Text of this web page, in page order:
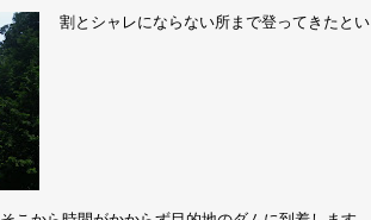
割とシャレにならない所まで登ってきたと